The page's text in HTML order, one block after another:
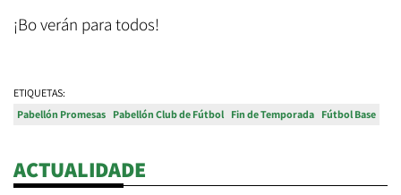
¡Bo verán para todos!
ETIQUETAS:
Pabellón Promesas Pabellón Club de Fútbol Fin de Temporada Fútbol Base
ACTUALIDADE